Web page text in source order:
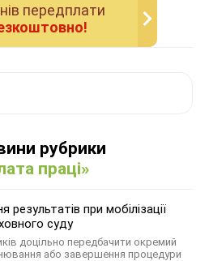
передплати
рубрики
праці»
результатів при мобілізації
суду
доцільно передбачити окремий
або завершення процедури